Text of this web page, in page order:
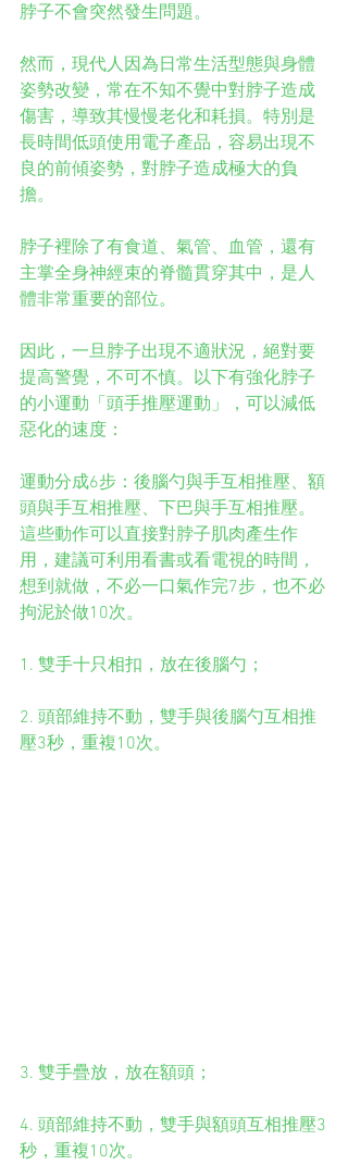
脖子不會突然發生問題。
然而，現代人因為日常生活型態與身體
姿勢改變，常在不知不覺中對脖子造成
傷害，導致其慢慢老化和耗損。特別是
長時間低頭使用電子產品，容易出現不
良的前傾姿勢，對脖子造成極大的負
擔。
脖子裡除了有食道、氣管、血管，還有
主掌全身神經束的脊髓貫穿其中，是人
體非常重要的部位。
因此，一旦脖子出現不適狀況，絕對要
提高警覺，不可不慎。以下有強化脖子
的小運動「頭手推壓運動」，可以減低
惡化的速度：
運動分成6步：後腦勺與手互相推壓、額
頭與手互相推壓、下巴與手互相推壓。
這些動作可以直接對脖子肌肉產生作
用，建議可利用看書或看電視的時間，
想到就做，不必一口氣作完7步，也不必
拘泥於做10次。
1. 雙手十只相扣，放在後腦勺；
2. 頭部維持不動，雙手與後腦勺互相推
壓3秒，重複10次。
3. 雙手疊放，放在額頭；
4. 頭部維持不動，雙手與額頭互相推壓3
秒，重複10次。